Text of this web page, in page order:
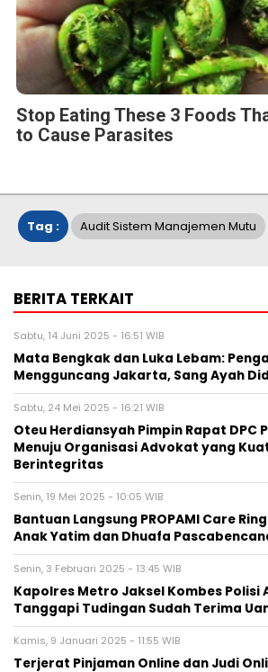
Stop Eating These 3 Foods
to Cause Parasites
Tag : Audit Sistem Manajemen Mutu
BERITA TERKAIT
Sabtu, 14 Juni 2025 - 16:51 WIB
Mata Bengkak dan Luka Lebam:
Mengguncang Jakarta, Sang Ayah
Sabtu, 24 Mei 2025 - 16:21 WIB
Oteu Herdiansyah Pimpin Rapat DPC
Menuju Organisasi Advokat yang
Berintegritas
Senin, 19 Mei 2025 - 10:05 WIB
Bantuan Langsung PROPAMI Care
Anak Yatim dan Dhuafa
Senin, 3 Februari 2025 - 13:45 WIB
Kapolres Metro Jaksel Kombes Polisi
Tanggapi Tudingan Sudah Terima
Kamis, 9 Januari 2025 - 11:55 WIB
Terjerat Pinjaman Online dan Judi